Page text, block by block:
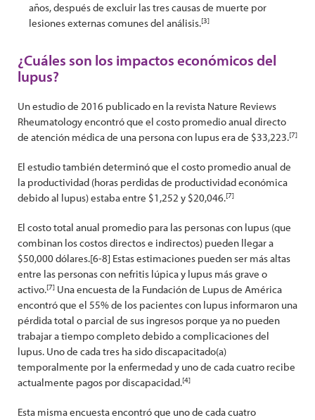
años, después de excluir las tres causas de muerte por
lesiones externas comunes del análisis.[3]
¿Cuáles son los impactos económicos del
lupus?
Un estudio de 2016 publicado en la revista Nature Reviews
Rheumatology encontró que el costo promedio anual directo
de atención médica de una persona con lupus era de $33,223.[7]
El estudio también determinó que el costo promedio anual de
la productividad (horas perdidas de productividad económica
debido al lupus) estaba entre $1,252 y $20,046.[7]
El costo total anual promedio para las personas con lupus (que
combinan los costos directos e indirectos) pueden llegar a
$50,000 dólares.[6-8] Estas estimaciones pueden ser más altas
entre las personas con nefritis lúpica y lupus más grave o
activo.[7] Una encuesta de la Fundación de Lupus de América
encontró que el 55% de los pacientes con lupus informaron una
pérdida total o parcial de sus ingresos porque ya no pueden
trabajar a tiempo completo debido a complicaciones del
lupus. Uno de cada tres ha sido discapacitado(a)
temporalmente por la enfermedad y uno de cada cuatro recibe
actualmente pagos por discapacidad.[4]
Esta misma encuesta encontró que uno de cada cuatro